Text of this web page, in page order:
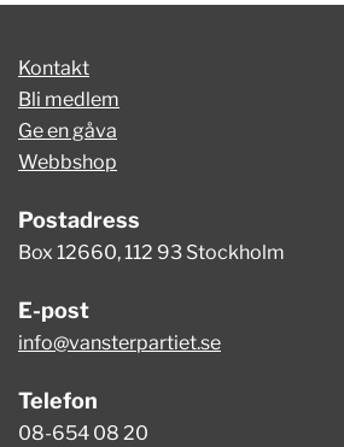
Kontakt
Bli medlem
Ge en gåva
Webbshop
Postadress
Box 12660, 112 93 Stockholm
E-post
info@vansterpartiet.se
Telefon
08-654 08 20